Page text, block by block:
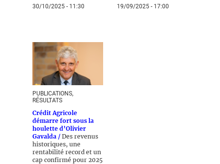
30/10/2025 - 11:30 19/09/2025 - 17:00
PUBLICATIONS,
RÉSULTATS
Crédit Agricole
démarre fort sous la
houlette d’Olivier
Gavalda / Des revenus
historiques, une
rentabilité record et un
cap confirmé pour 2025